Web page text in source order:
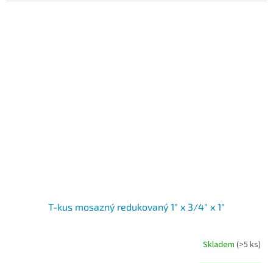
T-kus mosazný redukovaný 1" x 3/4" x 1"
Skladem (>5 ks)